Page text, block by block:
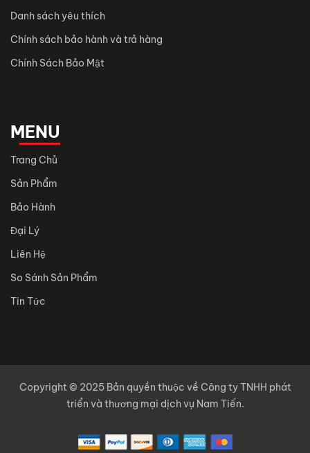
Danh sách yêu thích
Chính sách bảo hành và trả hàng
Chính Sách Bảo Mật
MENU
Trang Chủ
Sản Phẩm
Bảo Hành
Đại Lý
Liên Hệ
So Sánh Sản Phẩm
Tin Tức
Copyright © 2025 Bản quyền thuộc về Công ty TNHH phát
triển và thương mại dịch vụ Nam Tiến.